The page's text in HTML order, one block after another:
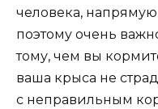
человека, напрямую
поэтому очень
тому, чем вы
ваша крыса не
с неправильным